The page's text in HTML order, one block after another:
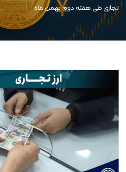
تجاری طی هفته دوم بهمن ماه